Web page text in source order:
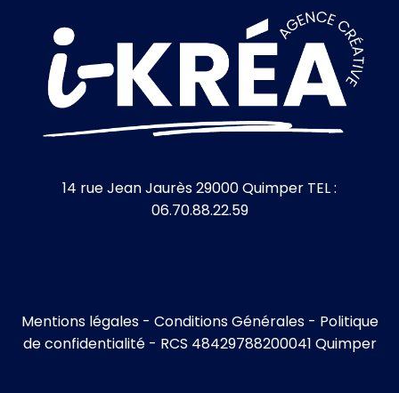
14 rue Jean Jaurès 29000 Quimper TEL :
06.70.88.22.59
Mentions légales- Conditions Générales- Politique
de confidentialité- RCS 48429788200041 Quimper